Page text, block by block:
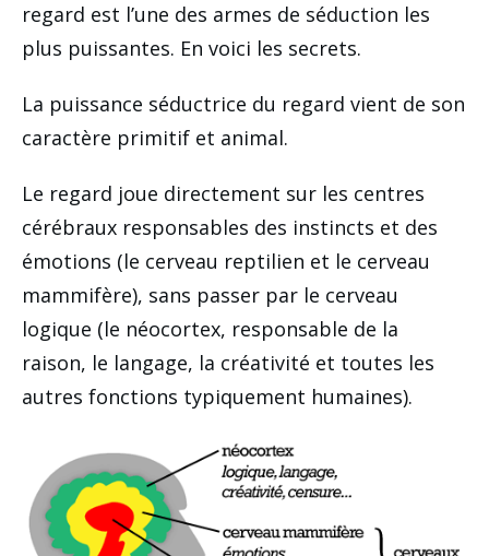
regard est l’une des armes de séduction les
plus puissantes. En voici les secrets.
La puissance séductrice du regard vient de son
caractère primitif et animal.
Le regard joue directement sur les centres
cérébraux responsables des instincts et des
émotions (le cerveau reptilien et le cerveau
mammifère), sans passer par le cerveau
logique (le néocortex, responsable de la
raison, le langage, la créativité et toutes les
autres fonctions typiquement humaines).